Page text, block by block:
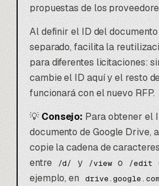
propuestas de los
Al definir el ID del
separado, facilita la
para diferentes licitaciones:
cambie el ID aquí y el resto
funcionará con el nuevo RFP.
💡 Consejo: Para obtener el
documento de Google Drive,
copie la cadena de
entre
/d/ y /view o /edit
ejemplo, en